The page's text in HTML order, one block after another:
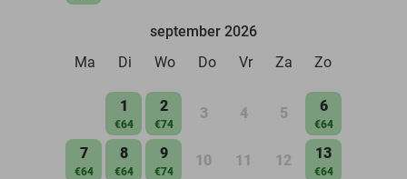
september 2026
Ma
Di Wo Do Vr Za Zo
1
€64
2
€74
3 4 5 6
€64
7
€64
8
€64
9
€74
10 11 12 13
€64